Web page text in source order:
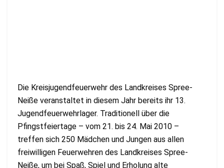
Die Kreisjugendfeuerwehr des Landkreises Spree-
Neiße veranstaltet in diesem Jahr bereits ihr 13.
Jugendfeuerwehrlager. Traditionell über die
Pfingstfeiertage – vom 21. bis 24. Mai 2010 –
treffen sich 250 Mädchen und Jungen aus allen
freiwilligen Feuerwehren des Landkreises Spree-
Neiße, um bei Spaß, Spiel und Erholung alte